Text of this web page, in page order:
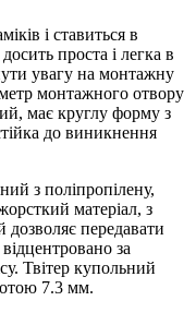
і ставиться в
проста і легка в
увагу на монтажну
монтажного отвору
має круглу форму з
до виникнення
з поліпропілену,
матеріал, з
передавати
за
Твітер купольний
7.3 мм.